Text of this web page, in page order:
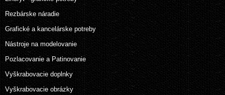
Rezbárske náradie
Grafické a kancelárske potreby
Nástroje na modelovanie
Pozlacovanie a Patinovanie
Vyškrabovacie doplnky
Vyškrabovacie obrázky